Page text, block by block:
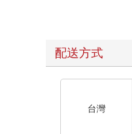
配送方式
台灣